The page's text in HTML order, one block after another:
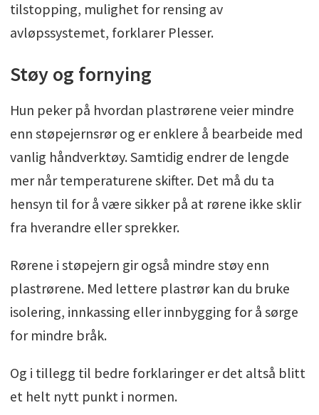
tilstopping, mulighet for rensing av
avløpssystemet, forklarer Plesser.
Støy og fornying
Hun peker på hvordan plastrørene veier mindre
enn støpejernsrør og er enklere å bearbeide med
vanlig håndverktøy. Samtidig endrer de lengde
mer når temperaturene skifter. Det må du ta
hensyn til for å være sikker på at rørene ikke sklir
fra hverandre eller sprekker.
Rørene i støpejern gir også mindre støy enn
plastrørene. Med lettere plastrør kan du bruke
isolering, innkassing eller innbygging for å sørge
for mindre bråk.
Og i tillegg til bedre forklaringer er det altså blitt
et helt nytt punkt i normen.